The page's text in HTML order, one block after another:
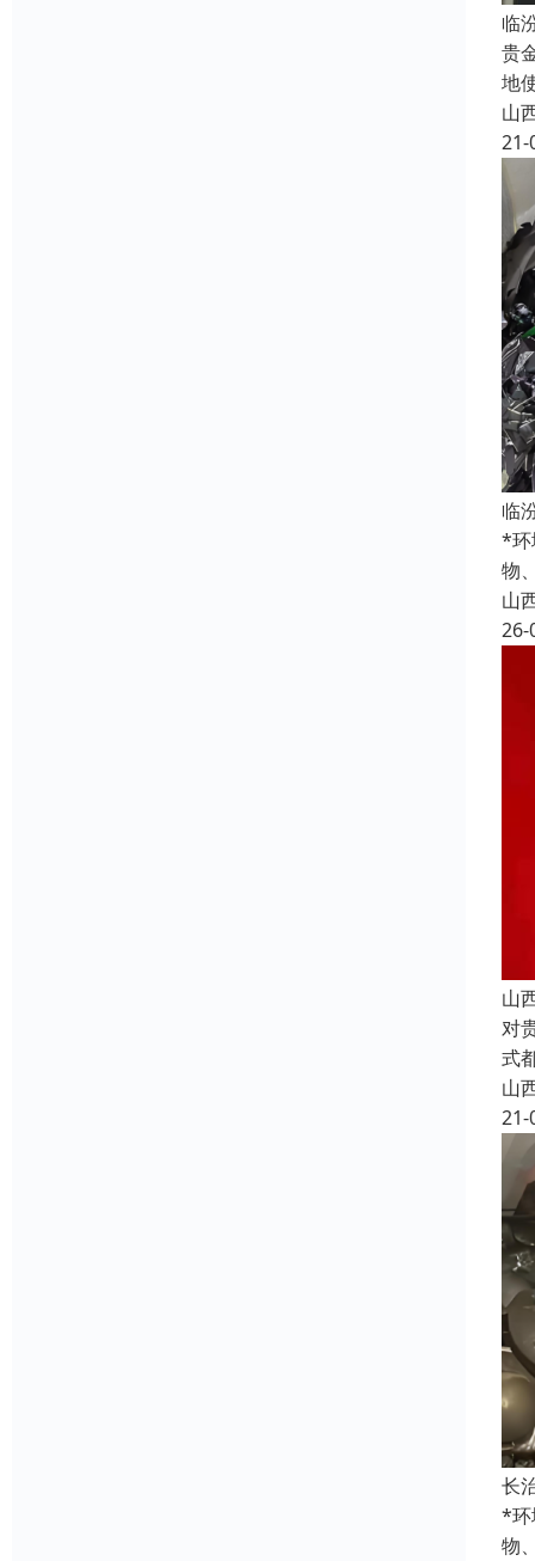
临
贵
地
山
21-
临
*环
物
山
26-
山
对
式
山
21-
长
*环
物